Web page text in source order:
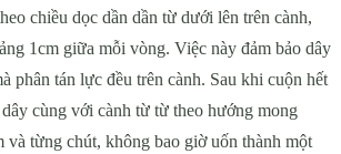
chiều dọc dần dần từ dưới lên trên cành,
1cm giữa mỗi vòng. Việc này đảm bảo dây
phân tán lực đều trên cành. Sau khi cuộn hết
cùng với cành từ từ theo hướng mong
và từng chút, không bao giờ uốn thành một